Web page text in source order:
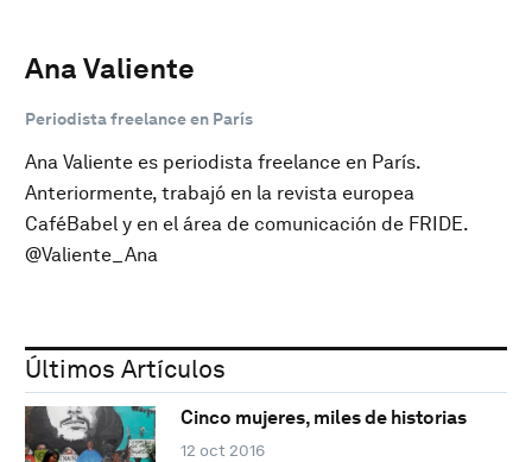
Ana Valiente
Periodista freelance en París
Ana Valiente es periodista freelance en París.
Anteriormente, trabajó en la revista europea
CaféBabel y en el área de comunicación de FRIDE.
@Valiente_Ana
Últimos Artículos
Cinco mujeres, miles de historias
12 oct 2016